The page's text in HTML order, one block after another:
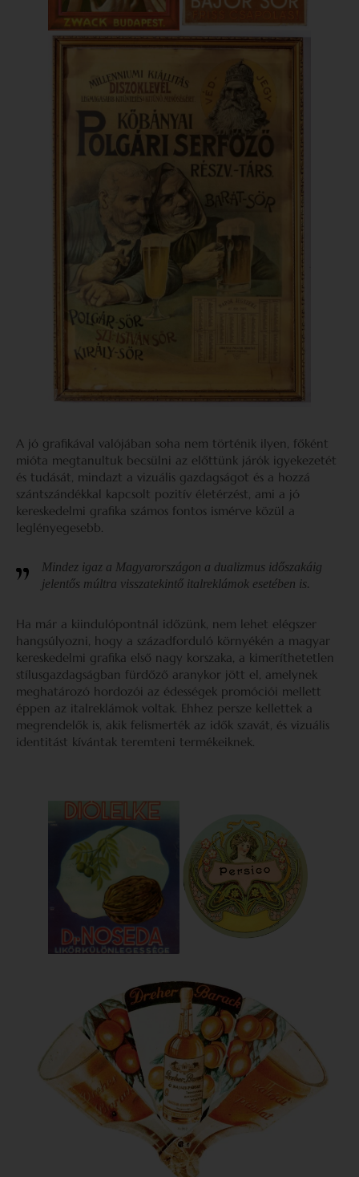
A jó grafikával valójában soha nem történik ilyen, főként
mióta megtanultuk becsülni az előttünk járók igyekezetét
és tudását, mindazt a vizuális gazdagságot és a hozzá
szántszándékkal kapcsolt pozitív életérzést, ami a jó
kereskedelmi grafika számos fontos ismérve közül a
leglényegesebb.
Mindez igaz a Magyarországon a dualizmus időszakáig
jelentős múltra visszatekintő italreklámok esetében is.
Ha már a kiindulópontnál időzünk, nem lehet elégszer
hangsúlyozni, hogy a századforduló környékén a magyar
kereskedelmi grafika első nagy korszaka, a kimeríthetetlen
stílusgazdagságban fürdőző aranykor jött el, amelynek
meghatározó hordozói az édességek promóciói mellett
éppen az italreklámok voltak. Ehhez persze kellettek a
megrendelők is, akik felismerték az idők szavát, és vizuális
identitást kívántak teremteni termékeiknek.